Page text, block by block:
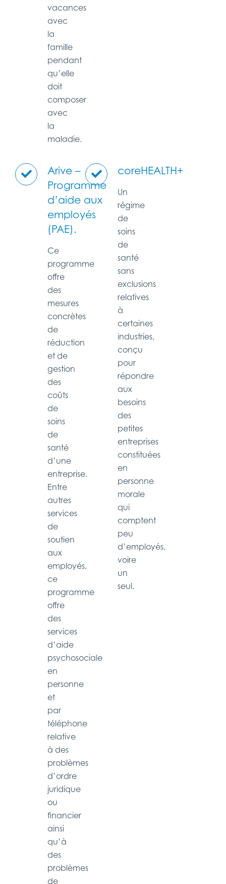
vacances
avec
la
famille
pendant
qu’elle
doit
composer
avec
la
maladie.
Arive –
Programme
d’aide aux
employés
(PAE).
Ce
programme
offre
des
mesures
concrètes
de
réduction
et de
gestion
des
coûts
de
soins
de
santé
d’une
entreprise.
Entre
autres
services
de
soutien
aux
employés,
ce
programme
offre
des
services
d’aide
psychosociale
en
personne
et
par
téléphone
relative
à des
problèmes
d’ordre
juridique
ou
financier
ainsi
qu’à
des
problèmes
de
coreHEALTH+
Un
régime
de
soins
de
santé
sans
exclusions
relatives
à
certaines
industries,
conçu
pour
répondre
aux
besoins
des
petites
entreprises
constituées
en
personne
morale
qui
comptent
peu
d’employés,
voire
un
seul.